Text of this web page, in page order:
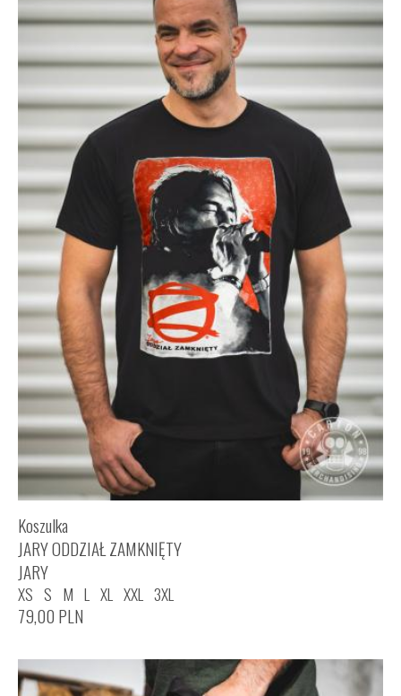
Koszulka
JARY ODDZIAŁ ZAMKNIĘTY
JARY
XS S M L XL XXL 3XL
79,00 PLN